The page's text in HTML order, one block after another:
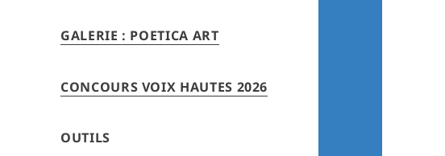
GALERIE : POETICA ART
CONCOURS VOIX HAUTES 2026
OUTILS